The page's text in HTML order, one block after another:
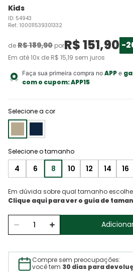
Kids
ID: 54943
Ref.: 100011539301332
deR$189,90 porR$151,90 -
Em até10x de R$ 15,19 sem juros
Faça sua primeira compra no APPe
com o cupom:APP15
Selecione a cor
4 6 8 10 12 14 16
Em dúvida sobre qual tamanho
Compre sem preocupações:
você tem 30 dias para